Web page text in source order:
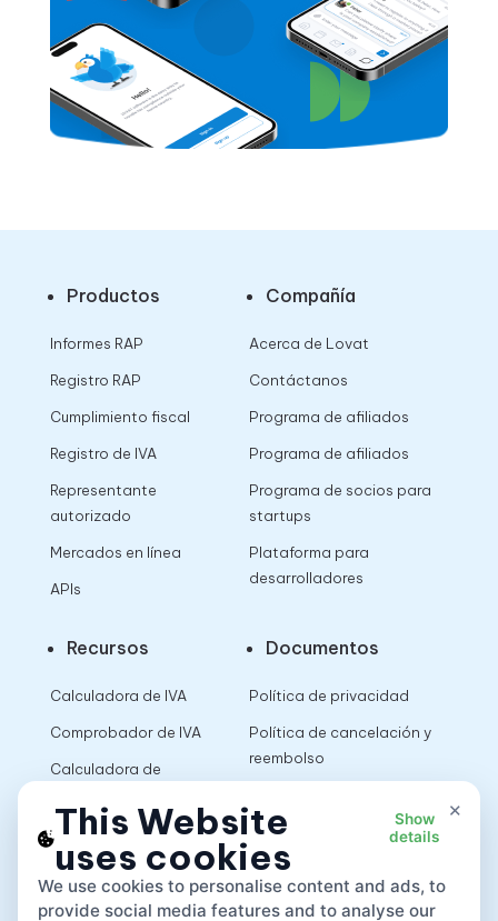
Productos
Informes RAP
Registro RAP
Cumplimiento fiscal
Registro de IVA
Representante
autorizado
Mercados en línea
APIs
Compañía
Acerca de Lovat
Contáctanos
Programa de afiliados
Programa de afiliados
Programa de socios para
startups
Plataforma para
desarrolladores
Recursos
Calculadora de IVA
Comprobador de IVA
Calculadora de
ventas
Documentos
Política de privacidad
Política de cancelación y
reembolso
App
×
This Website
uses cookies
Show
details
We use cookies to personalise content and ads, to
provide social media features and to analyse our